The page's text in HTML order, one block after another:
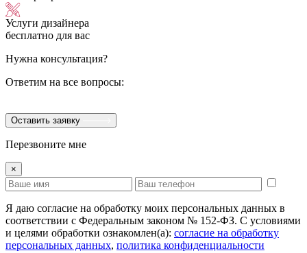
Услуги дизайнера
бесплатно для вас
Нужна консультация?
Ответим на все вопросы:
Оставить заявку
Перезвоните мне
×
Я даю согласие на обработку моих персональных данных в
соответствии с Федеральным законом № 152-ФЗ. С условиями
и целями обработки ознакомлен(а): cогласие на обработку
персональных данных, политика конфиденциальности